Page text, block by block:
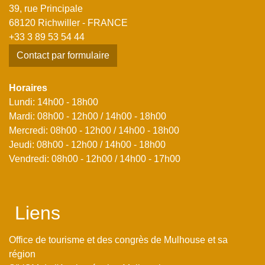
39, rue Principale
68120 Richwiller - FRANCE
+33 3 89 53 54 44
Contact par formulaire
Horaires
Lundi: 14h00 - 18h00
Mardi: 08h00 - 12h00 / 14h00 - 18h00
Mercredi: 08h00 - 12h00 / 14h00 - 18h00
Jeudi: 08h00 - 12h00 / 14h00 - 18h00
Vendredi: 08h00 - 12h00 / 14h00 - 17h00
Liens
Office de tourisme et des congrès de Mulhouse et sa
région